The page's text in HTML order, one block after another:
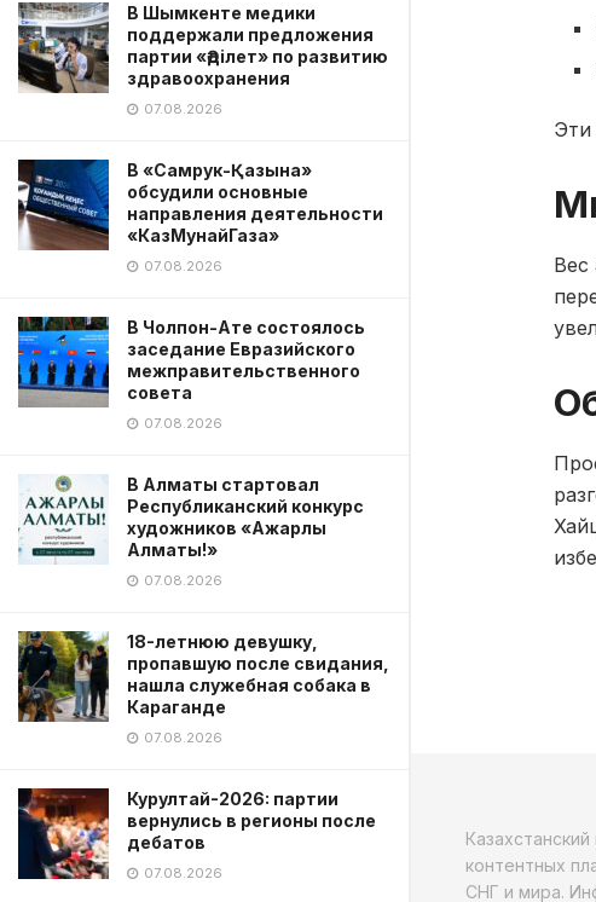
В Шымкенте медики
поддержали предложения
партии «Әділет» по развитию
здравоохранения
07.08.2026
В «Самрук-Қазына»
обсудили основные
направления деятельности
«КазМунайГаза»
07.08.2026
В Чолпон-Ате состоялось
заседание Евразийского
межправительственного
совета
07.08.2026
В Алматы стартовал
Республиканский конкурс
художников «Ажарлы
Алматы!»
07.08.2026
18-летнюю девушку,
пропавшую после свидания,
нашла служебная собака в
Караганде
07.08.2026
Курултай-2026: партии
вернулись в регионы после
дебатов
07.08.2026
Эти
Вес
контентных
СНГ и мира.